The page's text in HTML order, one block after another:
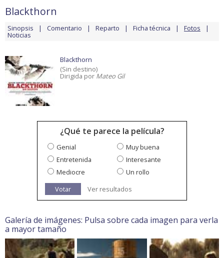
Blackthorn
Sinopsis Comentario Reparto Ficha técnica Fotos
Noticias
Blackthorn
(Sin destino)
Dirigida por Mateo Gil
¿Qué te parece la película?
Genial
Muy buena
Entretenida
Interesante
Mediocre
Un rollo
Votar
Ver resultados
Galería de imágenes: Pulsa sobre cada imagen para verla
a mayor tamaño